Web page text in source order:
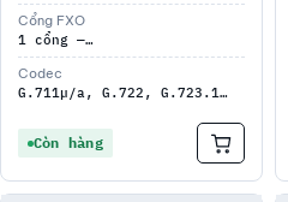
Cổng FXO
1 cổng —…
Codec
G.711µ/a, G.722, G.723.1…
Còn hàng